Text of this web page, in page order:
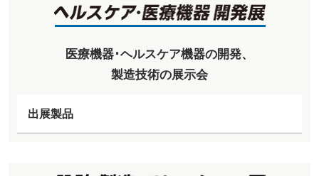
医療機器･ヘルスケア機器の開発、
製造技術の展示会
出展製品